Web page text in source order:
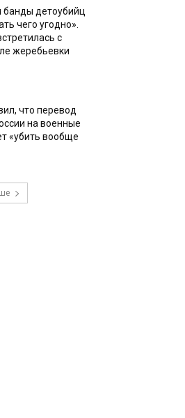
банды детоубийц
чего угодно».
с
жеребьевки
что перевод
на военные
«убить вообще